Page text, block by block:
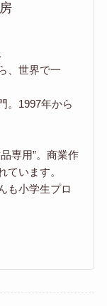
、世界で一
。1997年から
専用”。商業作
ています。
も小学生プロ